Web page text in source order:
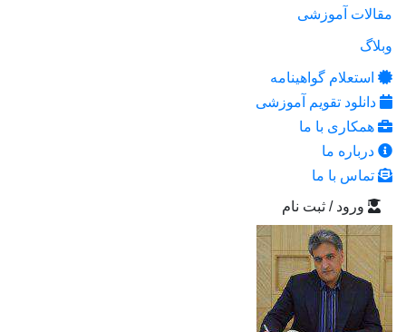
مقالات آموزشی
وبلاگ
استعلام گواهینامه
دانلود تقویم آموزشی
همکاری با ما
درباره ما
تماس با ما
ورود / ثبت نام